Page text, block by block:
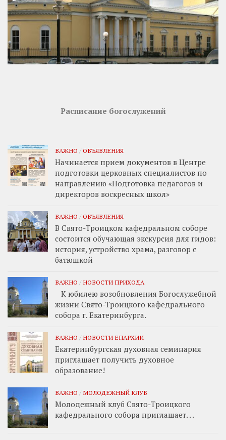
Расписание богослужений
ВАЖНО / ОБЪЯВЛЕНИЯ
Начинается прием документов в Центре
подготовки церковных специалистов по
направлению «Подготовка педагогов и
директоров воскресных школ»
ВАЖНО / ОБЪЯВЛЕНИЯ
В Свято-Троицком кафедральном соборе
состоится обучающая экскурсия для гидов:
история, устройство храма, разговор с
батюшкой
ВАЖНО / НОВОСТИ ПРИХОДА
К юбилею возобновления Богослужебной
жизни Свято-Троицкого кафедрального
собора г. Екатеринбурга.
ВАЖНО / НОВОСТИ ЕПАРХИИ
Екатеринбургская духовная семинария
приглашает получить духовное
образование!
ВАЖНО / МОЛОДЕЖНЫЙ КЛУБ
Молодежный клуб Свято-Троицкого
кафедрального собора приглашает. . .